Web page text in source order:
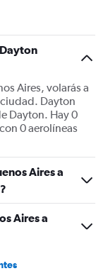
Aires, volarás a
Dayton
Dayton. Hay 0
0 aerolíneas
Aires a
Aires a